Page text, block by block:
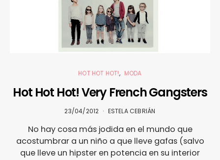
HOT HOT HOT! MODA
Hot Hot Hot! Very French Gangsters
23/04/2012 ESTELA CEBRIÁN
No hay cosa más jodida en el mundo que
acostumbrar a un niño a que lleve gafas (salvo
que lleve un hipster en potencia en su interior